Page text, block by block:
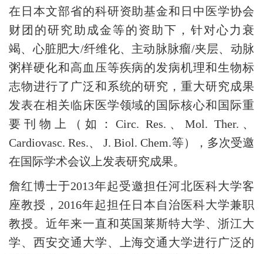
在日本文部省的科研资助基金和日中医学协会
财团的研究助成金等的资助下，针对心力衰
竭、心脏肥大/纤维化、主动脉脉瘤/夹层、动脉
粥样硬化和高血压等疾病的发病机理和生物标
志物进行了广泛和系统的研究，重大研究成果
发表在相关临床医学领域的国际核心和国际重
要刊物上（如：Circ. Res.、Mol. Ther.、
Cardiovasc. Res.、 J. Biol. Chem.等），多次受邀
在国际学术会议上发表研究成果。
詹红博士于2013年起受邀担任河北医科大学客
座教授，2016年起担任日本自治医科大学兼职
教授。近年来一直和英国莱斯特大学、浙江大
学、西安交通大学、上海交通大学进行广泛的